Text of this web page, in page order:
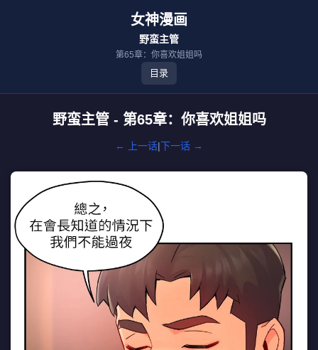
女神漫画
野蛮主管
第65章：你喜欢姐姐吗
目录
野蛮主管 - 第65章：你喜欢姐姐吗
← 上一话|下一话 →